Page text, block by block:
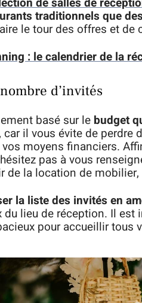
traditionnels que
le tour des offres et de
: le calendrier de la
d’invités
basé sur le budget
il vous évite de perdre
moyens financiers.
pas à vous
de la location de
la liste des invités en
lieu de réception. Il
pour accueillir tous